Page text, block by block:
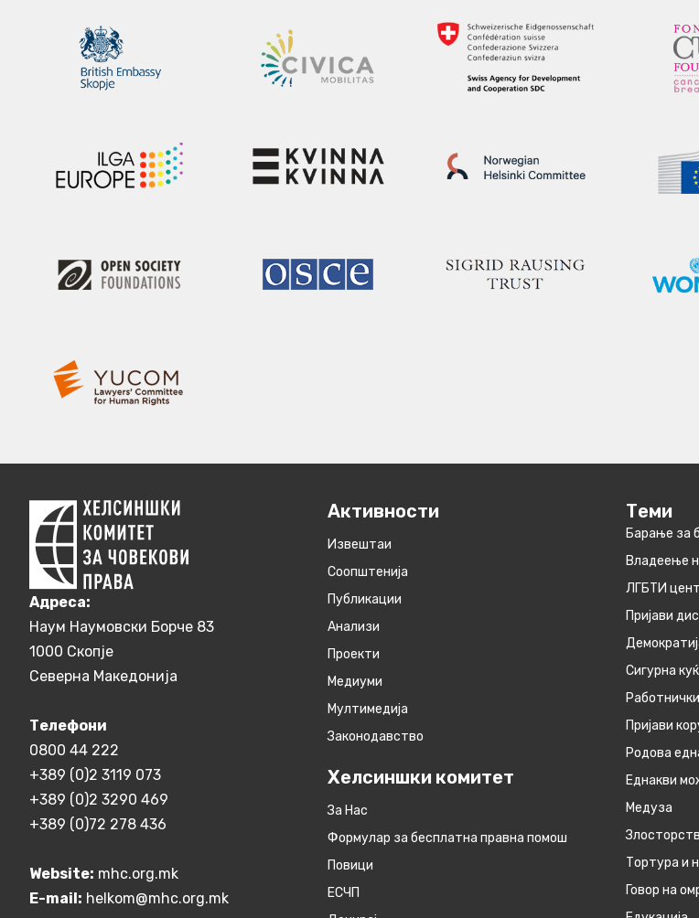
Aдреса:
Наум Наумовски Борче 83
1000 Скопје
Северна Македонија
Телефони
0800 44 222
+389 (0)2 3119 073
+389 (0)2 3290 469
+389 (0)72 278 436
Website: mhc.org.mk
E-mail: helkom@mhc.org.mk
Активности
Извештаи
Соопштенија
Публикации
Анализи
Проекти
Медиуми
Мултимедија
Законодавство
Хелсиншки комитет
За Нас
Формулар за бесплатна правна помош
Повици
ЕСЧП
Теми
Барање за
Владеење
ЛГБТИ
Пријави
Сигурна
Пријави
Родова
Eднакви
Медуза
Тортура и
Говор на